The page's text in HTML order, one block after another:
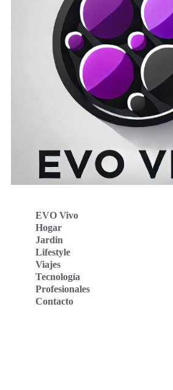
EVO Vivo
Hogar
Jardin
Lifestyle
Viajes
Tecnología
Profesionales
Contacto